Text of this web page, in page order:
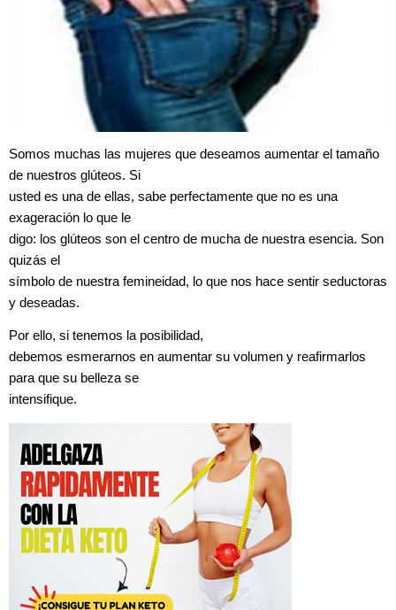
Somos muchas las mujeres que deseamos aumentar el tamaño
de nuestros glúteos. Si
usted es una de ellas, sabe perfectamente que no es una
exageración lo que le
digo: los glúteos son el centro de mucha de nuestra esencia. Son
quizás el
símbolo de nuestra femineidad, lo que nos hace sentir seductoras
y deseadas.
Por ello, si tenemos la posibilidad,
debemos esmerarnos en aumentar su volumen y reafirmarlos
para que su belleza se
intensifique.